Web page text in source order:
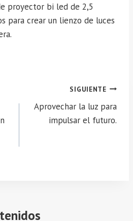
proyector bi led de 2,5
para crear un lienzo de luces
SIGUIENTE
Aprovechar la luz para
impulsar el futuro.